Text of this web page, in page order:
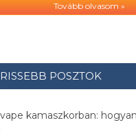
Tovább olvasom »
POSZTOK
kamaszkorban: